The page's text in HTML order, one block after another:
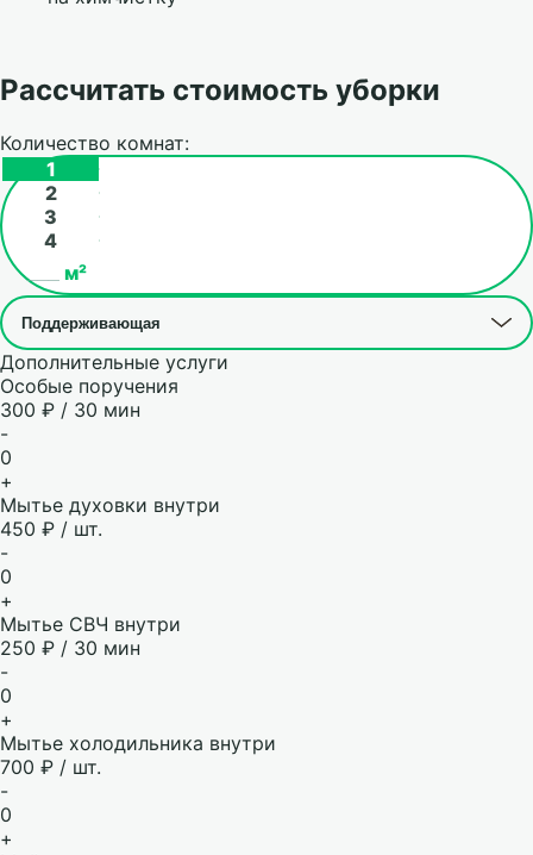
Рассчитать стоимость уборки
Количество комнат:
1
2
3
4
м²
Дополнительные услуги
Особые поручения
300 ₽ / 30 мин
-
0
+
Мытье духовки внутри
450 ₽ / шт.
-
0
+
Мытье СВЧ внутри
250 ₽ / 30 мин
-
0
+
Мытье холодильника внутри
700 ₽ / шт.
-
0
+